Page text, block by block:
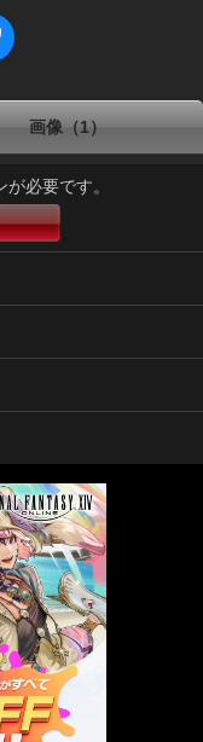
画像（1）
必要です。